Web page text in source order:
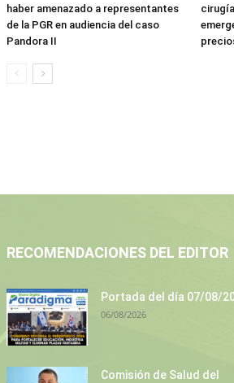
haber amenazado a representantes
de la PGR en audiencia del caso
Pandora II
RECOMENDACIONES DEL EDITOR
Portada del día 07/08/
06/08/2026
Comisión de Salud del